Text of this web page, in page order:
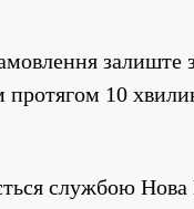
залиште
протягом 10
службою Нова